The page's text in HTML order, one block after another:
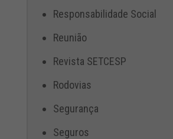
Responsabilidade Social
Reunião
Revista SETCESP
Rodovias
Segurança
Seguros